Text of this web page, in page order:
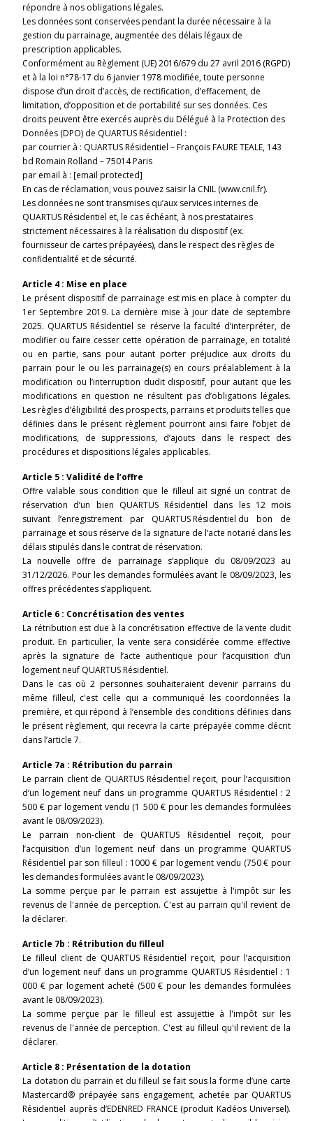
répondre à nos obligations légales.
Les données sont conservées pendant la durée nécessaire à la
gestion du parrainage, augmentée des délais légaux de
prescription applicables.
Conformément au Règlement (UE) 2016/679 du 27 avril 2016 (RGPD)
et à la loi n°78-17 du 6 janvier 1978 modifiée, toute personne
dispose d’un droit d’accès, de rectification, d’effacement, de
limitation, d’opposition et de portabilité sur ses données. Ces
droits peuvent être exercés auprès du Délégué à la Protection des
Données (DPO) de QUARTUS Résidentiel :
par courrier à : QUARTUS Résidentiel – François FAURE TEALE, 143
bd Romain Rolland – 75014 Paris
par email à : [email protected]
En cas de réclamation, vous pouvez saisir la CNIL (www.cnil.fr).
Les données ne sont transmises qu’aux services internes de
QUARTUS Résidentiel et, le cas échéant, à nos prestataires
strictement nécessaires à la réalisation du dispositif (ex.
fournisseur de cartes prépayées), dans le respect des règles de
confidentialité et de sécurité.
Article 4 : Mise en place
Le présent dispositif de parrainage est mis en place à compter du
1er Septembre 2019. La dernière mise à jour date de septembre
2025. QUARTUS Résidentiel se réserve la faculté d’interpréter, de
modifier ou faire cesser cette opération de parrainage, en totalité
ou en partie, sans pour autant porter préjudice aux droits du
parrain pour le ou les parrainage(s) en cours préalablement à la
modification ou l’interruption dudit dispositif, pour autant que les
modifications en question ne résultent pas d’obligations légales.
Les règles d’éligibilité des prospects, parrains et produits telles que
définies dans le présent règlement pourront ainsi faire l’objet de
modifications, de suppressions, d’ajouts dans le respect des
procédures et dispositions légales applicables.
Article 5 : Validité de l’offre
Offre valable sous condition que le filleul ait signé un contrat de
réservation d’un bien QUARTUS Résidentiel dans les 12 mois
suivant l’enregistrement par QUARTUS Résidentiel du bon de
parrainage et sous réserve de la signature de l’acte notarié dans les
délais stipulés dans le contrat de réservation.
La nouvelle offre de parrainage s’applique du 08/09/2023 au
31/12/2026. Pour les demandes formulées avant le 08/09/2023, les
offres précédentes s’appliquent.
Article 6 : Concrétisation des ventes
La rétribution est due à la concrétisation effective de la vente dudit
produit. En particulier, la vente sera considérée comme effective
après la signature de l’acte authentique pour l’acquisition d’un
logement neuf QUARTUS Résidentiel.
Dans le cas où 2 personnes souhaiteraient devenir parrains du
même filleul, c'est celle qui a communiqué les coordonnées la
première, et qui répond à l’ensemble des conditions définies dans
le présent règlement, qui recevra la carte prépayée comme décrit
dans l’article 7.
Article 7a : Rétribution du parrain
Le parrain client de QUARTUS Résidentiel reçoit, pour l’acquisition
d’un logement neuf dans un programme QUARTUS Résidentiel : 2
500 € par logement vendu (1 500 € pour les demandes formulées
avant le 08/09/2023).
Le parrain non-client de QUARTUS Résidentiel reçoit, pour
l’acquisition d’un logement neuf dans un programme QUARTUS
Résidentiel par son filleul : 1000 € par logement vendu (750 € pour
les demandes formulées avant le 08/09/2023).
La somme perçue par le parrain est assujettie à l'impôt sur les
revenus de l'année de perception. C'est au parrain qu'il revient de
la déclarer.
Article 7b : Rétribution du filleul
Le filleul client de QUARTUS Résidentiel reçoit, pour l’acquisition
d’un logement neuf dans un programme QUARTUS Résidentiel : 1
000 € par logement acheté (500 € pour les demandes formulées
avant le 08/09/2023).
La somme perçue par le filleul est assujettie à l'impôt sur les
revenus de l'année de perception. C'est au filleul qu'il revient de la
déclarer.
Article 8 : Présentation de la dotation
La dotation du parrain et du filleul se fait sous la forme d’une carte
Mastercard® prépayée sans engagement, achetée par QUARTUS
Résidentiel auprès d’EDENRED FRANCE (produit Kadéos Universel).